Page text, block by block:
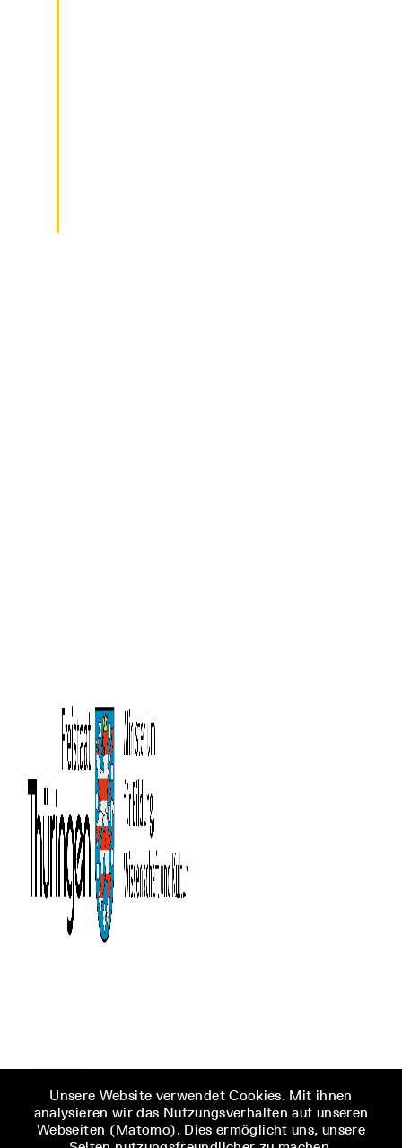
Unsere Website verwendet Cookies. Mit ihnen
analysieren wir das Nutzungsverhalten auf unseren
Webseiten (Matomo). Dies ermöglicht uns, unsere